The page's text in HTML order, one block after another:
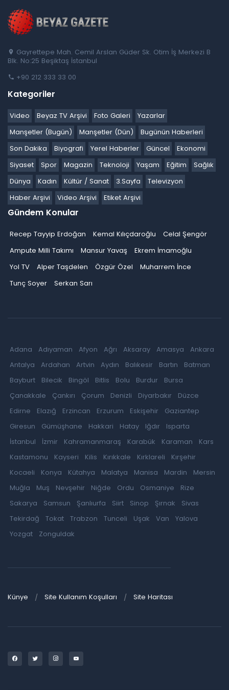
Gayrettepe Mah. Cemil Arslan Güder Sk. Otim İş Merkezi B
Blk. No:25 Beşiktaş İstanbul
+90 212 333 33 00
Kategoriler
Video Beyaz TV Arşivi Foto Galeri
Yazarlar
Manşetler (Bugün)
Manşetler (Dün)
Bugünün Haberleri
Son Dakika
Biyografi Yerel Haberler Güncel
Ekonomi
Siyaset
Spor Magazin Teknoloji Yaşam Eğitim
Sağlık
Dünya
Kadın Kültür / Sanat 3.Sayfa
Televizyon
Haber Arşivi
Video Arşivi Etiket Arşivi
Gündem Konular
Recep Tayyip Erdoğan Kemal Kılıçdaroğlu
Celal Şengör
Ampute Milli Takımı
Mansur Yavaş
Ekrem İmamoğlu
Yol TV
Alper Taşdelen Özgür Özel
Muharrem İnce
Tunç Soyer
Serkan Sarı
Adana Adıyaman Afyon Ağrı Aksaray Amasya
Ankara
Antalya
Ardahan Artvin Aydın Balıkesir Bartın
Batman
Bayburt
Bilecik Bingöl Bitlis Bolu Burdur
Bursa
Çanakkale
Çankırı Çorum Denizli Diyarbakır
Düzce
Edirne
Elazığ Erzincan Erzurum Eskişehir
Gaziantep
Giresun
Gümüşhane Hakkari Hatay Iğdır
Isparta
İstanbul
İzmir Kahramanmaraş Karabük Karaman
Kars
Kastamonu
Kayseri Kilis Kırıkkale Kırklareli
Kırşehir
Kocaeli
Konya Kütahya Malatya Manisa Mardin
Mersin
Muğla
Muş Nevşehir Niğde Ordu Osmaniye
Rize
Sakarya
Samsun Şanlıurfa Siirt Sinop Şırnak
Sivas
Tekirdağ
Tokat Trabzon Tunceli Uşak Van
Yalova
Yozgat
Zonguldak
Künye Site Kullanım Koşulları Site Haritası